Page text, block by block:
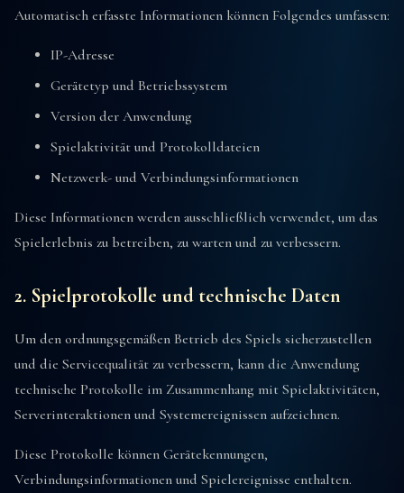
Automatisch erfasste Informationen können Folgendes umfassen:
IP-Adresse
Gerätetyp und Betriebssystem
Version der Anwendung
Spielaktivität und Protokolldateien
Netzwerk- und Verbindungsinformationen
Diese Informationen werden ausschließlich verwendet, um das
Spielerlebnis zu betreiben, zu warten und zu verbessern.
2. Spielprotokolle und technische Daten
Um den ordnungsgemäßen Betrieb des Spiels sicherzustellen
und die Servicequalität zu verbessern, kann die Anwendung
technische Protokolle im Zusammenhang mit Spielaktivitäten,
Serverinteraktionen und Systemereignissen aufzeichnen.
Diese Protokolle können Gerätekennungen,
Verbindungsinformationen und Spielereignisse enthalten.